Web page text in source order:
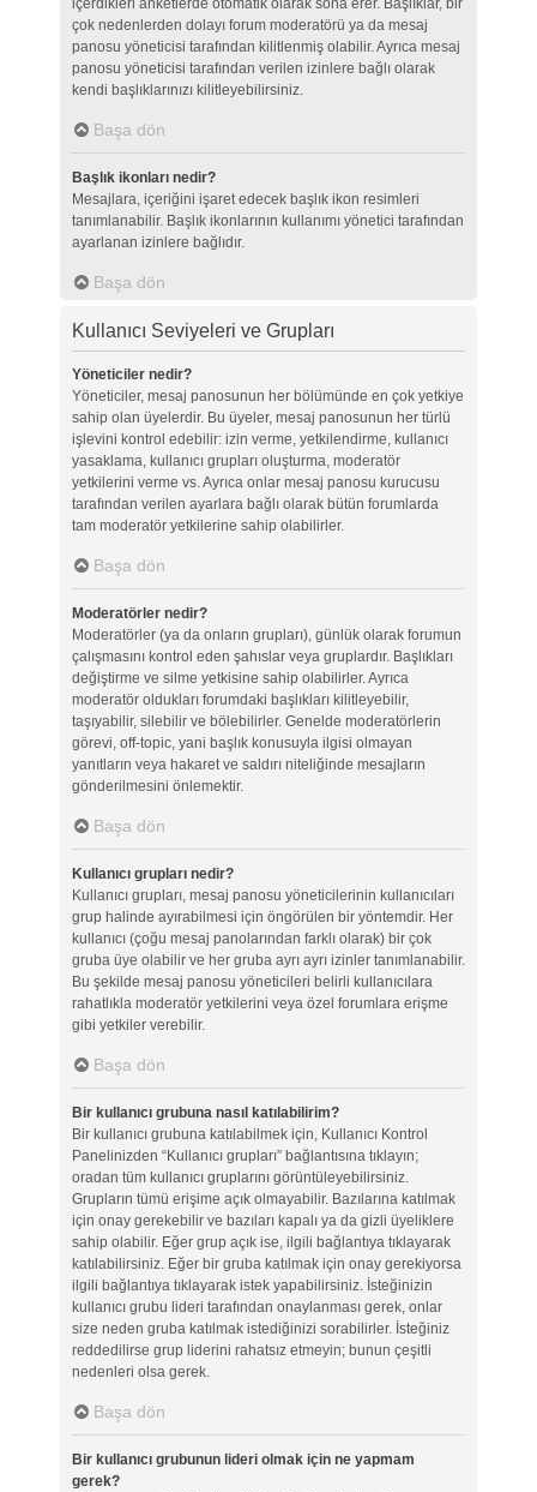
içerdikleri anketlerde otomatik olarak sona erer. Başlıklar, bir
çok nedenlerden dolayı forum moderatörü ya da mesaj
panosu yöneticisi tarafından kilitlenmiş olabilir. Ayrıca mesaj
panosu yöneticisi tarafından verilen izinlere bağlı olarak
kendi başlıklarınızı kilitleyebilirsiniz.
Başa dön
Başlık ikonları nedir?
Mesajlara, içeriğini işaret edecek başlık ikon resimleri
tanımlanabilir. Başlık ikonlarının kullanımı yönetici tarafından
ayarlanan izinlere bağlıdır.
Başa dön
Kullanıcı Seviyeleri ve Grupları
Yöneticiler nedir?
Yöneticiler, mesaj panosunun her bölümünde en çok yetkiye
sahip olan üyelerdir. Bu üyeler, mesaj panosunun her türlü
işlevini kontrol edebilir: izin verme, yetkilendirme, kullanıcı
yasaklama, kullanıcı grupları oluşturma, moderatör
yetkilerini verme vs. Ayrıca onlar mesaj panosu kurucusu
tarafından verilen ayarlara bağlı olarak bütün forumlarda
tam moderatör yetkilerine sahip olabilirler.
Başa dön
Moderatörler nedir?
Moderatörler (ya da onların grupları), günlük olarak forumun
çalışmasını kontrol eden şahıslar veya gruplardır. Başlıkları
değiştirme ve silme yetkisine sahip olabilirler. Ayrıca
moderatör oldukları forumdaki başlıkları kilitleyebilir,
taşıyabilir, silebilir ve bölebilirler. Genelde moderatörlerin
görevi, off-topic, yani başlık konusuyla ilgisi olmayan
yanıtların veya hakaret ve saldırı niteliğinde mesajların
gönderilmesini önlemektir.
Başa dön
Kullanıcı grupları nedir?
Kullanıcı grupları, mesaj panosu yöneticilerinin kullanıcıları
grup halinde ayırabilmesi için öngörülen bir yöntemdir. Her
kullanıcı (çoğu mesaj panolarından farklı olarak) bir çok
gruba üye olabilir ve her gruba ayrı ayrı izinler tanımlanabilir.
Bu şekilde mesaj panosu yöneticileri belirli kullanıcılara
rahatlıkla moderatör yetkilerini veya özel forumlara erişme
gibi yetkiler verebilir.
Başa dön
Bir kullanıcı grubuna nasıl katılabilirim?
Bir kullanıcı grubuna katılabilmek için, Kullanıcı Kontrol
Panelinizden “Kullanıcı grupları” bağlantısına tıklayın;
oradan tüm kullanıcı gruplarını görüntüleyebilirsiniz.
Grupların tümü erişime açık olmayabilir. Bazılarına katılmak
için onay gerekebilir ve bazıları kapalı ya da gizli üyeliklere
sahip olabilir. Eğer grup açık ise, ilgili bağlantıya tıklayarak
katılabilirsiniz. Eğer bir gruba katılmak için onay gerekiyorsa
ilgili bağlantıya tıklayarak istek yapabilirsiniz. İsteğinizin
kullanıcı grubu lideri tarafından onaylanması gerek, onlar
size neden gruba katılmak istediğinizi sorabilirler. İsteğiniz
reddedilirse grup liderini rahatsız etmeyin; bunun çeşitli
nedenleri olsa gerek.
Başa dön
Bir kullanıcı grubunun lideri olmak için ne yapmam
gerek?